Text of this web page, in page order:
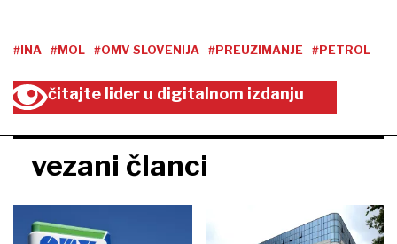
#INA #MOL #OMV SLOVENIJA #PREUZIMANJE #PETROL
čitajte lider u digitalnom izdanju
vezani članci